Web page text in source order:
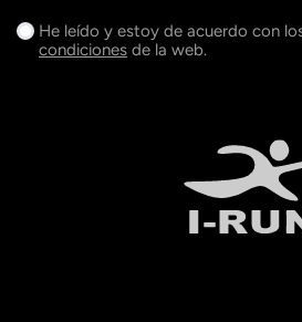
He leído y estoy de acuerdo con
condiciones de la web.